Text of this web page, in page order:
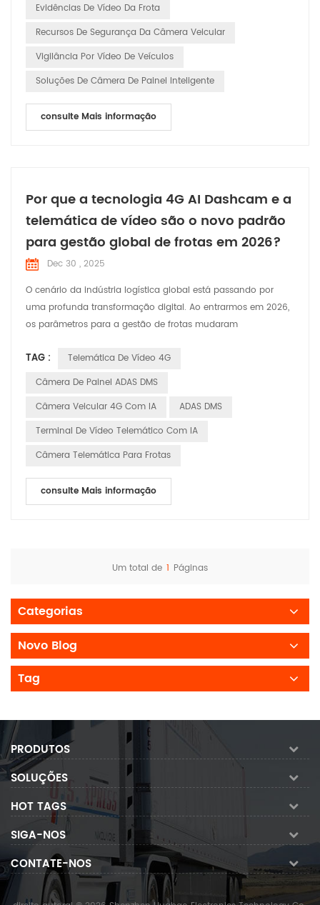
necessidades do mundo ...
Evidências De Vídeo Da Frota
Recursos De Segurança Da Câmera Veicular
Vigilância Por Vídeo De Veículos
Soluções De Câmera De Painel Inteligente
consulte Mais informação
Por que a tecnologia 4G AI Dashcam e a
telemática de vídeo são o novo padrão
para gestão global de frotas em 2026?
Dec 30 , 2025
O cenário da indústria logística global está passando por
uma profunda transformação digital. Ao entrarmos em 2026,
os parâmetros para a gestão de frotas mudaram
simplesmente saibam a "localização" de um veículo via GPS;
os líderes de mercado atuais exigem a capacidade de "ver" e
TAG :
Telemática De Vídeo 4G
Câmera De Painel ADAS DMS
Câmera Veicular 4G Com IA
ADAS DMS
Terminal De Vídeo Telemático Com IA
Câmera Telemática Para Frotas
consulte Mais informação
Um total de 1 Páginas
Categorias
Novo Blog
Tag
PRODUTOS
SOLUÇÕES
HOT TAGS
SIGA-NOS
CONTATE-NOS